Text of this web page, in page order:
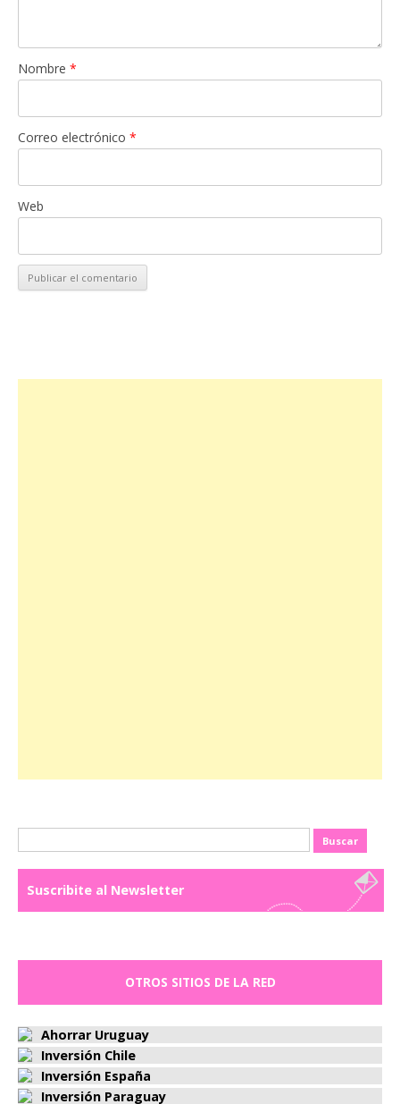
Nombre *
Correo electrónico *
Web
Suscribite al Newsletter
OTROS SITIOS DE LA RED
Ahorrar Uruguay
Inversión Chile
Inversión España
Inversión Paraguay